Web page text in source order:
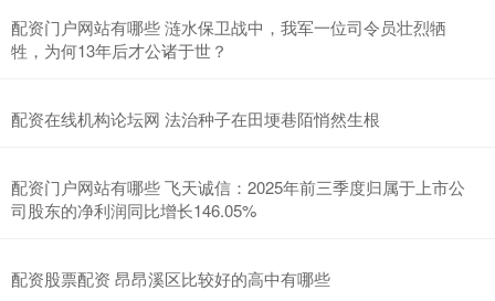
配资门户网站有哪些 涟水保卫战中，我军一位司令员壮烈牺
牲，为何13年后才公诸于世？
配资在线机构论坛网 法治种子在田埂巷陌悄然生根
配资门户网站有哪些 飞天诚信：2025年前三季度归属于上市公
司股东的净利润同比增长146.05%
配资股票配资 昂昂溪区比较好的高中有哪些